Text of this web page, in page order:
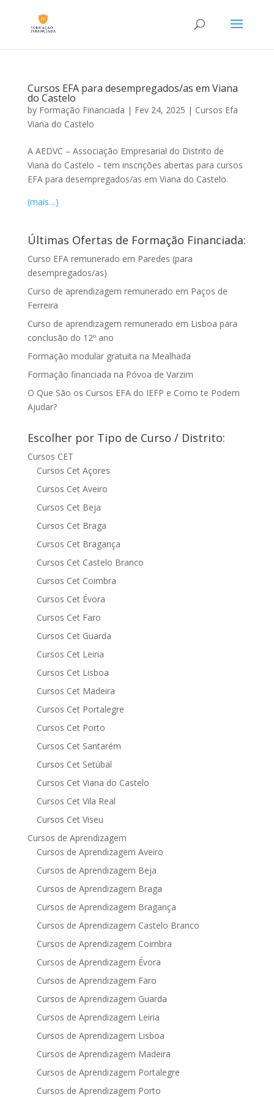
Cursos EFA para desempregados/as em Viana
do Castelo
by Formação Financiada | Fev 24, 2025 | Cursos Efa
Viana do Castelo
A AEDVC – Associação Empresarial do Distrito de
Viana do Castelo – tem inscrições abertas para cursos
EFA para desempregados/as em Viana do Castelo.
(mais…)
Últimas Ofertas de Formação Financiada:
Curso EFA remunerado em Paredes (para
desempregados/as)
Curso de aprendizagem remunerado em Paços de
Ferreira
Curso de aprendizagem remunerado em Lisboa para
conclusão do 12º ano
Formação modular gratuita na Mealhada
Formação financiada na Póvoa de Varzim
O Que São os Cursos EFA do IEFP e Como te Podem
Ajudar?
Escolher por Tipo de Curso / Distrito:
Cursos CET
Cursos Cet Açores
Cursos Cet Aveiro
Cursos Cet Beja
Cursos Cet Braga
Cursos Cet Bragança
Cursos Cet Castelo Branco
Cursos Cet Coimbra
Cursos Cet Évora
Cursos Cet Faro
Cursos Cet Guarda
Cursos Cet Leiria
Cursos Cet Lisboa
Cursos Cet Madeira
Cursos Cet Portalegre
Cursos Cet Porto
Cursos Cet Santarém
Cursos Cet Setúbal
Cursos Cet Viana do Castelo
Cursos Cet Vila Real
Cursos Cet Viseu
Cursos de Aprendizagem
Cursos de Aprendizagem Aveiro
Cursos de Aprendizagem Beja
Cursos de Aprendizagem Braga
Cursos de Aprendizagem Bragança
Cursos de Aprendizagem Castelo Branco
Cursos de Aprendizagem Coimbra
Cursos de Aprendizagem Évora
Cursos de Aprendizagem Faro
Cursos de Aprendizagem Guarda
Cursos de Aprendizagem Leiria
Cursos de Aprendizagem Lisboa
Cursos de Aprendizagem Madeira
Cursos de Aprendizagem Portalegre
Cursos de Aprendizagem Porto